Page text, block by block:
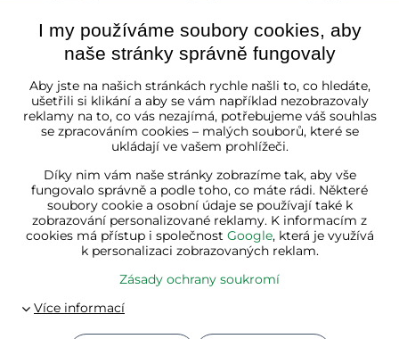
I my používáme soubory cookies, aby
naše stránky správně fungovaly
Aby jste na našich stránkách rychle našli to, co hledáte,
ušetřili si klikání a aby se vám například nezobrazovaly
reklamy na to, co vás nezajímá, potřebujeme váš souhlas
se zpracováním cookies – malých souborů, které se
ukládají ve vašem prohlížeči.
Díky nim vám naše stránky zobrazíme tak, aby vše
fungovalo správně a podle toho, co máte rádi. Některé
soubory cookie a osobní údaje se používají také k
zobrazování personalizované reklamy. K informacím z
cookies má přístup i společnost Google, která je využívá
k personalizaci zobrazovaných reklam.
Zásady ochrany soukromí